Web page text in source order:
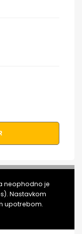
neophodno je
Nastavkom
upotrebom.